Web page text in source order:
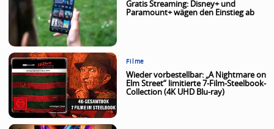
Gratis Streaming: Disney+ und
Paramount+ wägen den Einstieg ab
Filme
Wieder vorbestellbar: „A Nightmare on
Elm Street“ limitierte 7-Film-Steelbook-
Collection (4K UHD Blu-ray)